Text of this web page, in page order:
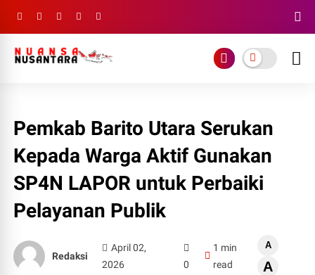
Pemkab Barito Utara Serukan
Kepada Warga Aktif Gunakan
SP4N LAPOR untuk Perbaiki
Pelayanan Publik
Redaksi
April 02,
2026
0
1 min
read
A
A